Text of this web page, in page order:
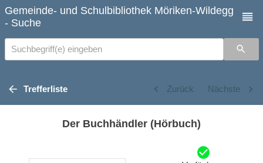
Gemeinde- und Schulbibliothek Möriken-Wildegg
- Suche
Suchbegriff(e) eingeben
Trefferliste Zurück Nächste
Der Buchhändler (Hörbuch)